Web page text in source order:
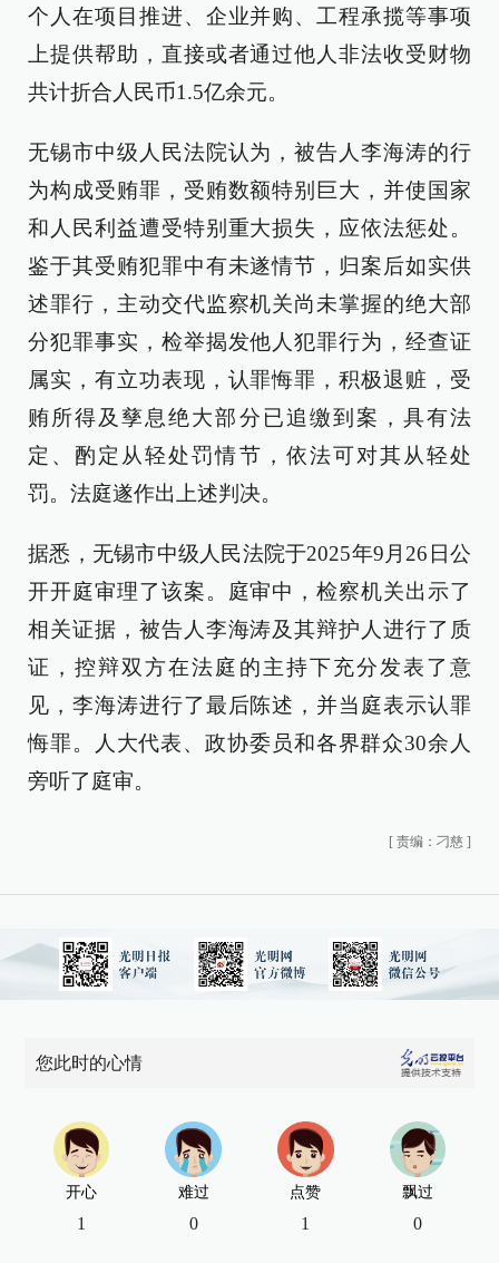
个人在项目推进、企业并购、工程承揽等事项
上提供帮助，直接或者通过他人非法收受财物
共计折合人民币1.5亿余元。
无锡市中级人民法院认为，被告人李海涛的行
为构成受贿罪，受贿数额特别巨大，并使国家
和人民利益遭受特别重大损失，应依法惩处。
鉴于其受贿犯罪中有未遂情节，归案后如实供
述罪行，主动交代监察机关尚未掌握的绝大部
分犯罪事实，检举揭发他人犯罪行为，经查证
属实，有立功表现，认罪悔罪，积极退赃，受
贿所得及孳息绝大部分已追缴到案，具有法
定、酌定从轻处罚情节，依法可对其从轻处
罚。法庭遂作出上述判决。
据悉，无锡市中级人民法院于2025年9月26日公
开开庭审理了该案。庭审中，检察机关出示了
相关证据，被告人李海涛及其辩护人进行了质
证，控辩双方在法庭的主持下充分发表了意
见，李海涛进行了最后陈述，并当庭表示认罪
悔罪。人大代表、政协委员和各界群众30余人
旁听了庭审。
[ 责编：刁慈 ]
您此时的心情
开心
1
难过
0
点赞
1
飘过
0